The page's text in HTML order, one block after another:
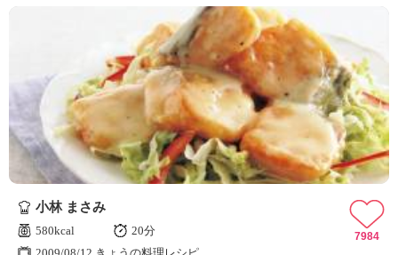
小林 まさみ
580kcal
20分
7984